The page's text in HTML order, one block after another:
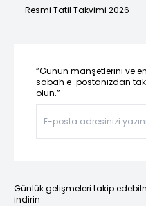
Resmi Tatil Takvimi 2026
“Günün manşetlerini ve
sabah e-postanızdan
olun.”
Günlük gelişmeleri takip
indirin